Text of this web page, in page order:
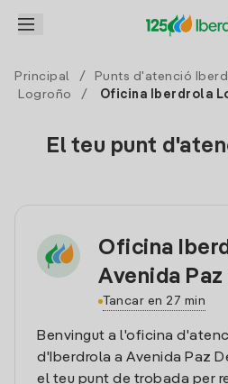
Principal / Punts d'atenció
Logroño
/ Oficina Iberdrola
El teu punt
Oficina
Avenida Paz
Tancar en 27 min
Benvingut a l'oficina
d'Iberdrola a Avenida Paz
el teu punt de trobada per